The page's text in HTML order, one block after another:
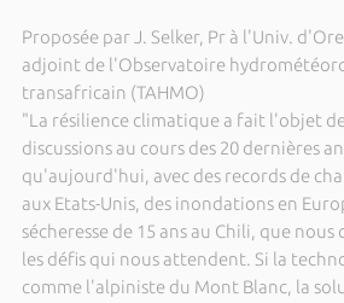
Proposée par J. Selker, Pr à l'Univ.
adjoint de l'Observatoire
transafricain (TAHMO)
"La résilience climatique a fait l'objet
discussions au cours des 20 dernières
qu'aujourd'hui, avec des records de
aux Etats-Unis, des inondations en
sécheresse de 15 ans au Chili, que
les défis qui nous attendent. Si la
comme l'alpiniste du Mont Blanc, la